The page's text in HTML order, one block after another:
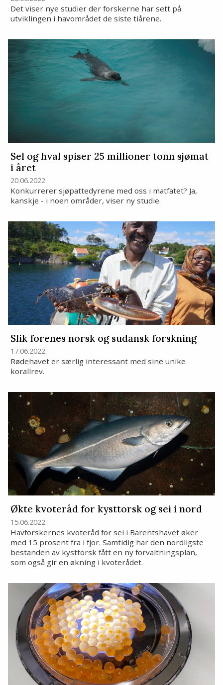
Det viser nye studier der forskerne har sett på
utviklingen i havområdet de siste tiårene.
Sel og hval spiser 25 millioner tonn sjømat
i året
20.06.2022
Konkurrerer sjøpattedyrene med oss i matfatet? Ja,
kanskje - i noen områder, viser ny studie.
Slik forenes norsk og sudansk forskning
17.06.2022
Rødehavet er særlig interessant med sine unike
korallrev.
Økte kvoteråd for kysttorsk og sei i nord
15.06.2022
Havforskernes kvoteråd for sei i Barentshavet øker
med 15 prosent fra i fjor. Samtidig har den nordligste
bestanden av kysttorsk fått en ny forvaltningsplan,
som også gir en økning i kvoterådet.